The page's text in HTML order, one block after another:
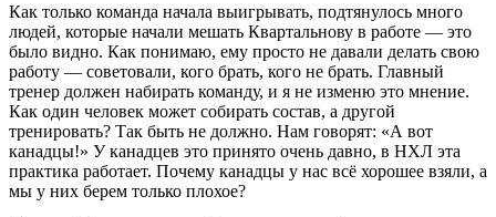
Как только команда начала выигрывать, подтянулось много
людей, которые начали мешать Квартальнову в работе — это
было видно. Как понимаю, ему просто не давали делать свою
работу — советовали, кого брать, кого не брать. Главный
тренер должен набирать команду, и я не изменю это мнение.
Как один человек может собирать состав, а другой
тренировать? Так быть не должно. Нам говорят: «А вот
канадцы!» У канадцев это принято очень давно, в НХЛ эта
практика работает. Почему канадцы у нас всё хорошее взяли, а
мы у них берем только плохое?